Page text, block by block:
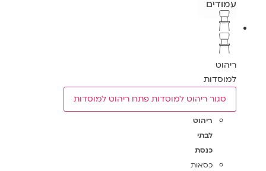
עמודים
ריהוט
למוסדות
סגור ריהוט למוסדות פתח ריהוט למוסדות
ריהוט
לבתי
כנסת
כסאות